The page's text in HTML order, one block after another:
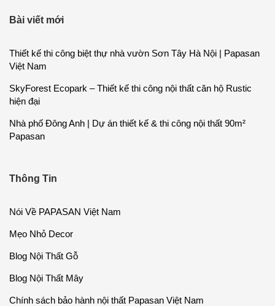
Bài viết mới
Thiết kế thi công biệt thự nhà vườn Sơn Tây Hà Nội | Papasan
Việt Nam
SkyForest Ecopark – Thiết kế thi công nội thất căn hộ Rustic
hiện đại
Nhà phố Đông Anh | Dự án thiết kế & thi công nội thất 90m²
Papasan
Thông Tin
Nói Về PAPASAN Việt Nam
Mẹo Nhỏ Decor
Blog Nội Thất Gỗ
Blog Nội Thất Mây
Chính sách bảo hành nội thất Papasan Việt Nam